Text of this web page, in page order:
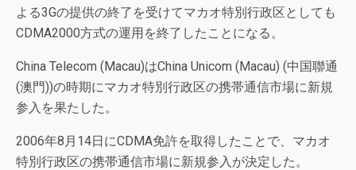
よる3Gの提供の終了を受けてマカオ特別行政区としても
CDMA2000方式の運用を終了したことになる。
China Telecom (Macau)はChina Unicom (Macau) (中国聯通
(澳門))の時期にマカオ特別行政区の携帯通信市場に新規
参入を果たした。
2006年8月14日にCDMA免許を取得したことで、マカオ
特別行政区の携帯通信市場に新規参入が決定した。